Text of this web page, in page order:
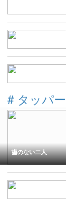
# タッパー
歯のない二人